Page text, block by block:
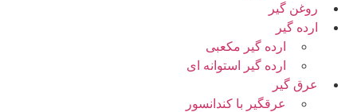
روغن گیر
ارده گیر
ارده گیر مکعبی
ارده گیر استوانه ای
عرق گیر
عرقگیر با کندانسور